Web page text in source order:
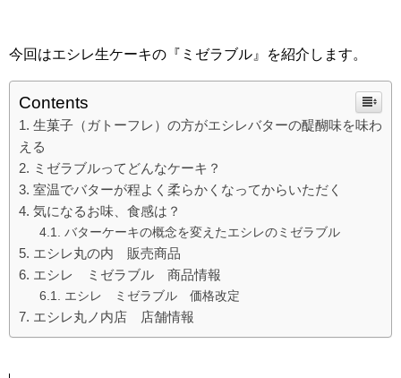
今回はエシレ生ケーキの『ミゼラブル』を紹介します。
Contents
生菓子（ガトーフレ）の方がエシレバターの醍醐味を味わ
える
ミゼラブルってどんなケーキ？
室温でバターが程よく柔らかくなってからいただく
気になるお味、食感は？
バターケーキの概念を変えたエシレのミゼラブル
エシレ丸の内 販売商品
エシレ ミゼラブル 商品情報
エシレ ミゼラブル 価格改定
エシレ丸ノ内店 店舗情報